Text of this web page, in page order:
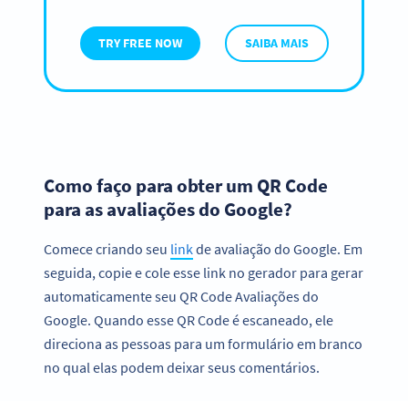
TRY FREE NOW SAIBA MAIS
Como faço para obter um QR Code
para as avaliações do Google?
Comece criando seu linkde avaliação do Google. Em
seguida, copie e cole esse link no gerador para gerar
automaticamente seu QR Code Avaliações do
Google. Quando esse QR Code é escaneado, ele
direciona as pessoas para um formulário em branco
no qual elas podem deixar seus comentários.